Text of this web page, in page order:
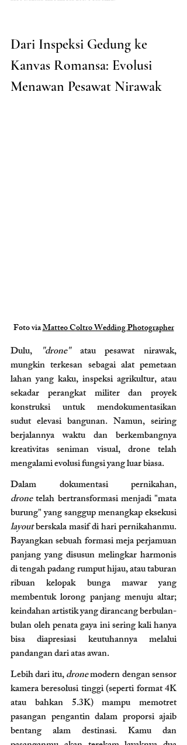
Dari Inspeksi Gedung ke
Kanvas Romansa: Evolusi
Menawan Pesawat Nirawak
Foto via Matteo Coltro Wedding Photographer
Dulu, "drone" atau pesawat nirawak,
mungkin terkesan sebagai alat pemetaan
lahan yang kaku, inspeksi agrikultur, atau
sekadar perangkat militer dan proyek
konstruksi untuk mendokumentasikan
sudut elevasi bangunan. Namun, seiring
berjalannya waktu dan berkembangnya
kreativitas seniman visual, drone telah
mengalami evolusi fungsi yang luar biasa.
drone telah bertransformasi menjadi "mata
burung" yang sanggup menangkap eksekusi
layout berskala masif di hari pernikahanmu.
Bayangkan sebuah formasi meja perjamuan
panjang yang disusun melingkar harmonis
di tengah padang rumput hijau, atau taburan
ribuan kelopak bunga mawar yang
membentuk lorong panjang menuju altar;
keindahan artistik yang dirancang berbulan-
bulan oleh penata gaya ini sering kali hanya
bisa diapresiasi keutuhannya melalui
pandangan dari atas awan.
Lebih dari itu, drone modern dengan sensor
kamera beresolusi tinggi (seperti format 4K
atau bahkan 5.3K) mampu memotret
pasangan pengantin dalam proporsi ajaib
bentang alam destinasi. Kamu dan